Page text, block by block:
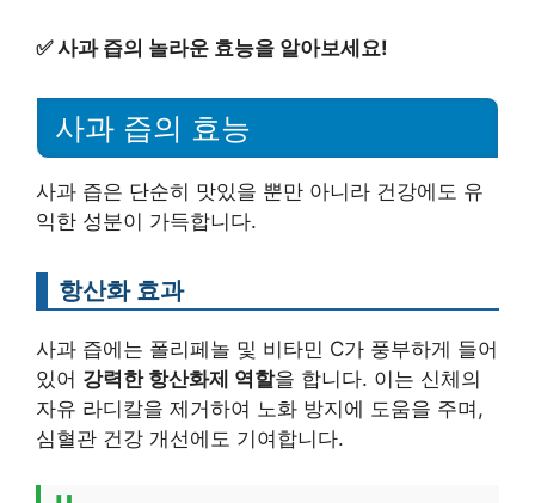
✅사과 즙의 놀라운 효능을 알아보세요!
사과 즙의 효능
사과 즙은 단순히 맛있을 뿐만 아니라 건강에도 유
익한 성분이 가득합니다.
항산화 효과
사과 즙에는 폴리페놀 및 비타민 C가 풍부하게 들어
있어 강력한 항산화제 역할을 합니다. 이는 신체의
자유 라디칼을 제거하여 노화 방지에 도움을 주며,
심혈관 건강 개선에도 기여합니다.